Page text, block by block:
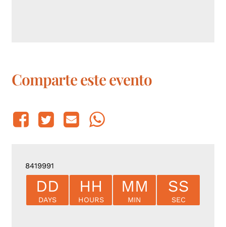
Comparte este evento
8419991
DD
DAYS
HH
HOURS
MM
MIN
SS
SEC